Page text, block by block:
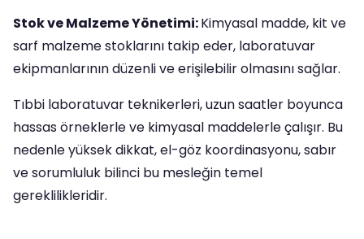
Stok ve Malzeme Yönetimi:Kimyasal madde, kit ve
sarf malzeme stoklarını takip eder, laboratuvar
ekipmanlarının düzenli ve erişilebilir olmasını sağlar.
Tıbbi laboratuvar teknikerleri, uzun saatler boyunca
hassas örneklerle ve kimyasal maddelerle çalışır. Bu
nedenle yüksek dikkat, el-göz koordinasyonu, sabır
ve sorumluluk bilinci bu mesleğin temel
gereklilikleridir.